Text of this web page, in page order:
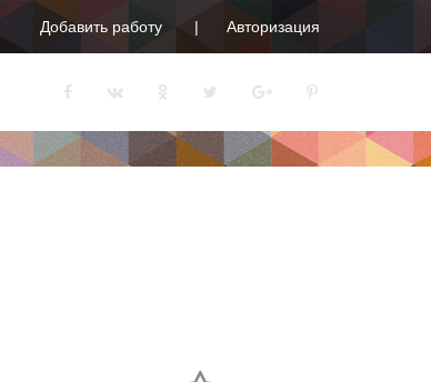
Добавить работу Авторизация